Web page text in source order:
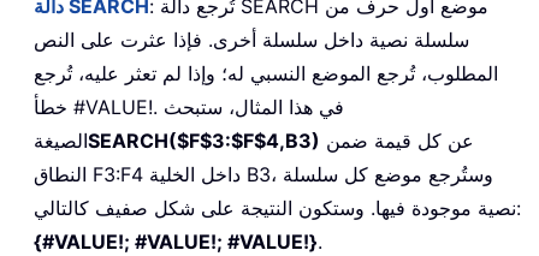
دالة SEARCH: تُرجع دالة SEARCH موضع أول حرف من
سلسلة نصية داخل سلسلة أخرى. فإذا عثرت على النص
المطلوب، تُرجع الموضع النسبي له؛ وإذا لم تعثر عليه، تُرجع
خطأ #VALUE!. في هذا المثال، ستبحث
الصيغةSEARCH($F$3:$F$4,B3)
النطاق F3:F4 داخل الخلية B3، وستُرجع موضع كل سلسلة
نصية موجودة فيها. وستكون النتيجة على شكل صفيف كالتالي:
{#VALUE!; #VALUE!; #VALUE!}.